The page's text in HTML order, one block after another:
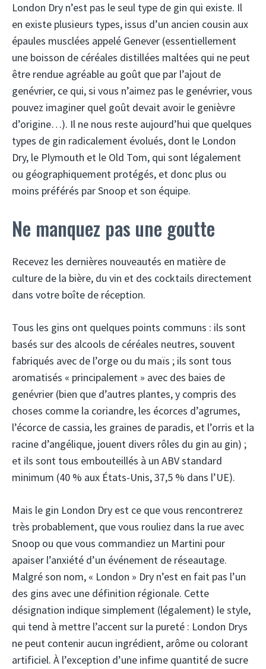
London Dry n’est pas le seul type de gin qui existe. Il
en existe plusieurs types, issus d’un ancien cousin aux
épaules musclées appelé Genever (essentiellement
une boisson de céréales distillées maltées qui ne peut
être rendue agréable au goût que par l’ajout de
genévrier, ce qui, si vous n’aimez pas le genévrier, vous
pouvez imaginer quel goût devait avoir le genièvre
d’origine…). Il ne nous reste aujourd’hui que quelques
types de gin radicalement évolués, dont le London
Dry, le Plymouth et le Old Tom, qui sont légalement
ou géographiquement protégés, et donc plus ou
moins préférés par Snoop et son équipe.
Ne manquez pas une goutte
Recevez les dernières nouveautés en matière de
culture de la bière, du vin et des cocktails directement
dans votre boîte de réception.
Tous les gins ont quelques points communs : ils sont
basés sur des alcools de céréales neutres, souvent
fabriqués avec de l’orge ou du maïs ; ils sont tous
aromatisés « principalement » avec des baies de
genévrier (bien que d’autres plantes, y compris des
choses comme la coriandre, les écorces d’agrumes,
l’écorce de cassia, les graines de paradis, et l’orris et la
racine d’angélique, jouent divers rôles du gin au gin) ;
et ils sont tous embouteillés à un ABV standard
minimum (40 % aux États-Unis, 37,5 % dans l’UE).
Mais le gin London Dry est ce que vous rencontrerez
très probablement, que vous rouliez dans la rue avec
Snoop ou que vous commandiez un Martini pour
apaiser l’anxiété d’un événement de réseautage.
Malgré son nom, « London » Dry n’est en fait pas l’un
des gins avec une définition régionale. Cette
désignation indique simplement (légalement) le style,
qui tend à mettre l’accent sur la pureté : London Drys
ne peut contenir aucun ingrédient, arôme ou colorant
artificiel. À l’exception d’une infime quantité de sucre